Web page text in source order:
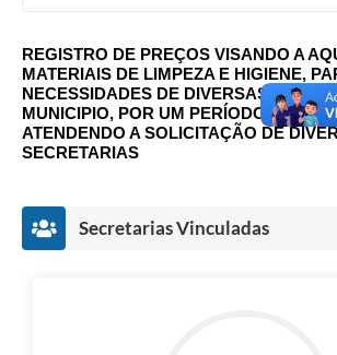
Turismo
Notícias
Contratos
Termos de Uso & Política de Privacidade
REGISTRO DE PREÇOS VISANDO A
MATERIAIS DE LIMPEZA E HIGIENE,
NECESSIDADES DE DIVERSAS
MUNICIPIO, POR UM PERÍODO DE 12
ATENDENDO A SOLICITAÇÃO DE
SECRETARIAS
Secretarias Vinculadas